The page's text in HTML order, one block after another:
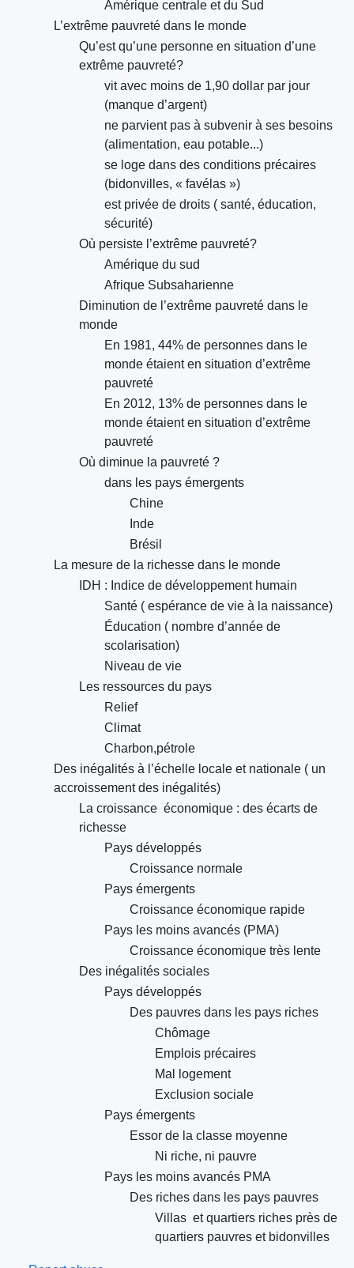
Amérique centrale et du Sud
L’extrême pauvreté dans le monde
Qu’est qu’une personne en situation d’une
extrême pauvreté?
vit avec moins de 1,90 dollar par jour
(manque d’argent)
ne parvient pas à subvenir à ses besoins
(alimentation, eau potable...)
se loge dans des conditions précaires
(bidonvilles, « favélas »)
est privée de droits ( santé, éducation,
sécurité)
Où persiste l’extrême pauvreté?
Amérique du sud
Afrique Subsaharienne
Diminution de l’extrême pauvreté dans le
monde
En 1981, 44% de personnes dans le
monde étaient en situation d’extrême
pauvreté
En 2012, 13% de personnes dans le
monde étaient en situation d’extrême
pauvreté
Où diminue la pauvreté ?
dans les pays émergents
Chine
Inde
Brésil
La mesure de la richesse dans le monde
IDH : Indice de développement humain
Santé ( espérance de vie à la naissance)
Éducation ( nombre d’année de
scolarisation)
Niveau de vie
Les ressources du pays
Relief
Climat
Charbon,pétrole
Des inégalités à l’échelle locale et nationale ( un
accroissement des inégalités)
La croissance économique : des écarts de
richesse
Pays développés
Croissance normale
Pays émergents
Croissance économique rapide
Pays les moins avancés (PMA)
Croissance économique très lente
Des inégalités sociales
Pays développés
Des pauvres dans les pays riches
Chômage
Emplois précaires
Mal logement
Exclusion sociale
Pays émergents
Essor de la classe moyenne
Ni riche, ni pauvre
Pays les moins avancés PMA
Des riches dans les pays pauvres
Villas et quartiers riches près de
quartiers pauvres et bidonvilles